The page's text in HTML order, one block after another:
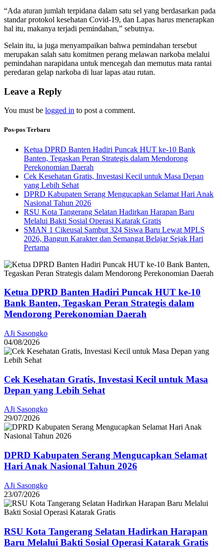
“Ada aturan jumlah terpidana dalam satu sel yang berdasarkan pada
standar protokol kesehatan Covid-19, dan Lapas harus menerapkan
hal itu, makanya terjadi pemindahan,” sebutnya.
Selain itu, ia juga menyampaikan bahwa pemindahan tersebut
merupakan salah satu komitmen perang melawan narkoba melalui
pemindahan narapidana untuk mencegah dan memutus mata rantai
peredaran gelap narkoba di luar lapas atau rutan.
Leave a Reply
You must be logged in to post a comment.
Pos-pos Terbaru
Ketua DPRD Banten Hadiri Puncak HUT ke-10 Bank
Banten, Tegaskan Peran Strategis dalam Mendorong
Perekonomian Daerah
Cek Kesehatan Gratis, Investasi Kecil untuk Masa Depan
yang Lebih Sehat
DPRD Kabupaten Serang Mengucapkan Selamat Hari Anak
Nasional Tahun 2026
RSU Kota Tangerang Selatan Hadirkan Harapan Baru
Melalui Bakti Sosial Operasi Katarak Gratis
SMAN 1 Cikeusal Sambut 324 Siswa Baru Lewat MPLS
2026, Bangun Karakter dan Semangat Belajar Sejak Hari
Pertama
Ketua DPRD Banten Hadiri Puncak HUT ke-10
Bank Banten, Tegaskan Peran Strategis dalam
Mendorong Perekonomian Daerah
AJi Sasongko
04/08/2026
Cek Kesehatan Gratis, Investasi Kecil untuk Masa
Depan yang Lebih Sehat
AJi Sasongko
29/07/2026
DPRD Kabupaten Serang Mengucapkan Selamat
Hari Anak Nasional Tahun 2026
AJi Sasongko
23/07/2026
RSU Kota Tangerang Selatan Hadirkan Harapan
Baru Melalui Bakti Sosial Operasi Katarak Gratis